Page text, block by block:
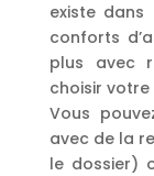
existe dans
conforts
plus avec
choisir votre
Vous
avec de la
le dossier)